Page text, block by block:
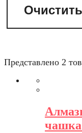
Представлено 2
чашка